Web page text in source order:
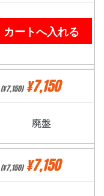
(¥7,150) ¥7,150
廃盤
(¥7,150) ¥7,150